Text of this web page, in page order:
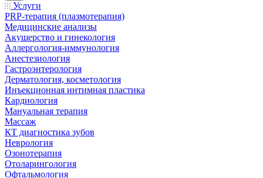
Услуги
PRP-терапия (плазмотерапия)
Медицинские анализы
Акушерство и гинекология
Аллергология-иммунология
Анестезиология
Гастроэнтерология
Дерматология, косметология
Инъекционная интимная пластика
Кардиология
Мануальная терапия
Массаж
КТ диагностика зубов
Неврология
Озонотерапия
Отоларингология
Офтальмология